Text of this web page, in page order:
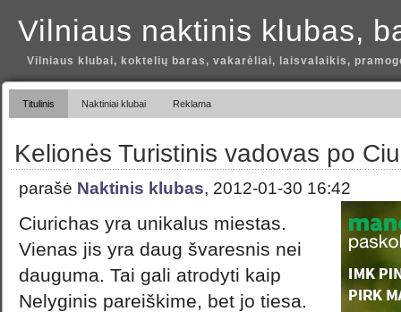
Vilniaus naktinis klubas,
Vilniaus klubai, koktelių baras, vakarėliai, laisvalaikis,
Titulinis Naktiniai klubai Reklama
Kelionės Turistinis vadovas po
parašė Naktinis klubas, 2012-01-30 16:42
Ciurichas yra unikalus miestas.
Vienas jis yra daug švaresnis nei
dauguma. Tai gali atrodyti kaip
Nelyginis pareiškime, bet jo tiesa.